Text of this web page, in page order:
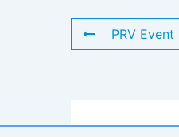
PRV Event